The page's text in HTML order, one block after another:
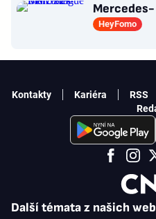
Mercedes-
HeyFomo
Další témata z našich
Kontakty Kariéra RSS